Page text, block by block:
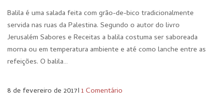
Balila é uma salada feita com grão-de-bico tradicionalmente
servida nas ruas da Palestina. Segundo o autor do livro
Jerusalém Sabores e Receitas a balila costuma ser saboreada
morna ou em temperatura ambiente e até como lanche entre as
refeições. O balila…
8 de fevereiro de 2017I 1 Comentário